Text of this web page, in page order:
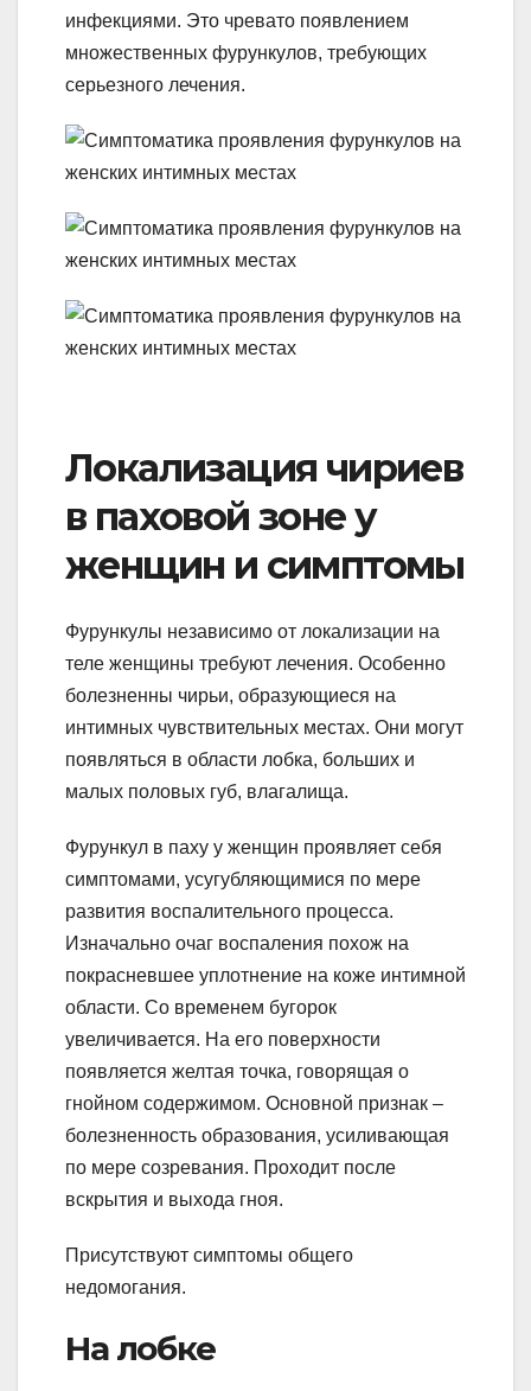
инфекциями. Это чревато появлением
множественных фурункулов, требующих
серьезного лечения.
Локализация чириев
в паховой зоне у
женщин и симптомы
Фурункулы независимо от локализации на
теле женщины требуют лечения. Особенно
болезненны чирьи, образующиеся на
интимных чувствительных местах. Они могут
появляться в области лобка, больших и
малых половых губ, влагалища.
Фурункул в паху у женщин проявляет себя
симптомами, усугубляющимися по мере
развития воспалительного процесса.
Изначально очаг воспаления похож на
покрасневшее уплотнение на коже интимной
области. Со временем бугорок
увеличивается. На его поверхности
появляется желтая точка, говорящая о
гнойном содержимом. Основной признак –
болезненность образования, усиливающая
по мере созревания. Проходит после
вскрытия и выхода гноя.
Присутствуют симптомы общего
недомогания.
На лобке